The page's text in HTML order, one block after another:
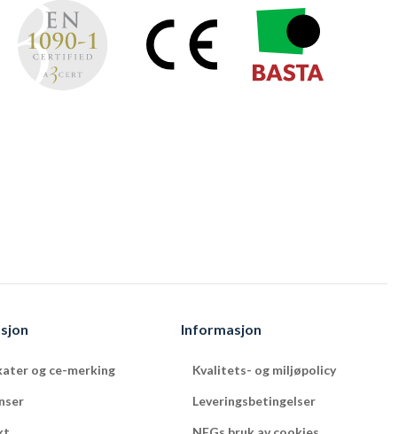
og ce-merking
Informasjon
Kvalitets- og miljøpolicy
Leveringsbetingelser